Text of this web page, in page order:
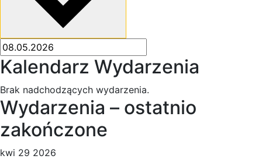
Kalendarz Wydarzenia
Brak nadchodzących wydarzenia.
Wydarzenia – ostatnio
zakończone
kwi 29 2026